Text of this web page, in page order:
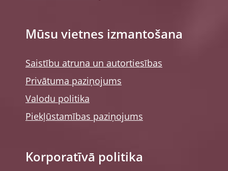
Mūsu vietnes izmantošana
Saistību atruna un autortiesības
Privātuma paziņojums
Valodu politika
Piekļūstamības paziņojums
Korporatīvā politika